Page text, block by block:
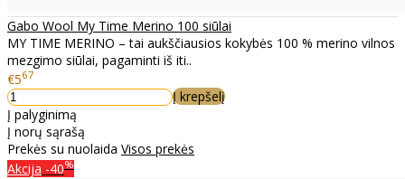
Gabo Wool My Time Merino 100 siūlai
MY TIME MERINO – tai aukščiausios kokybės 100 % merino vilnos
mezgimo siūlai, pagaminti iš iti..
€567
Į krepšelį
Į palyginimą
Į norų sąrašą
Prekės su nuolaida Visos prekės
Akcija -40%